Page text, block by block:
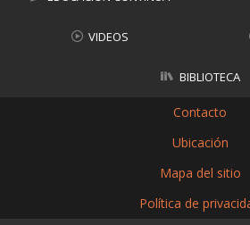
VIDEOS
BIBLIOTECA
Contacto
Ubicación
Mapa del sitio
Política de